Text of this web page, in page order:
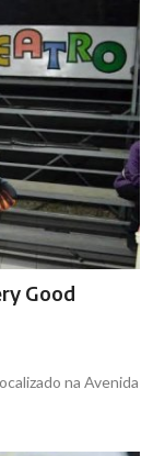
Good
na Avenida